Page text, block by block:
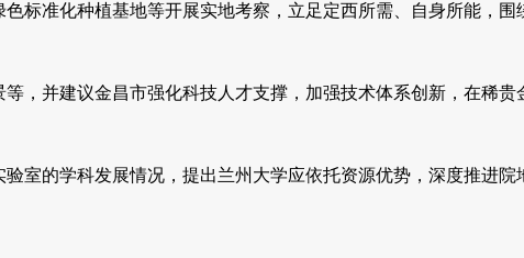
标准化种植基地等开展实地考察，立足定西所需、自身所能，围
，并建议金昌市强化科技人才支撑，加强技术体系创新，在稀贵
室的学科发展情况，提出兰州大学应依托资源优势，深度推进院